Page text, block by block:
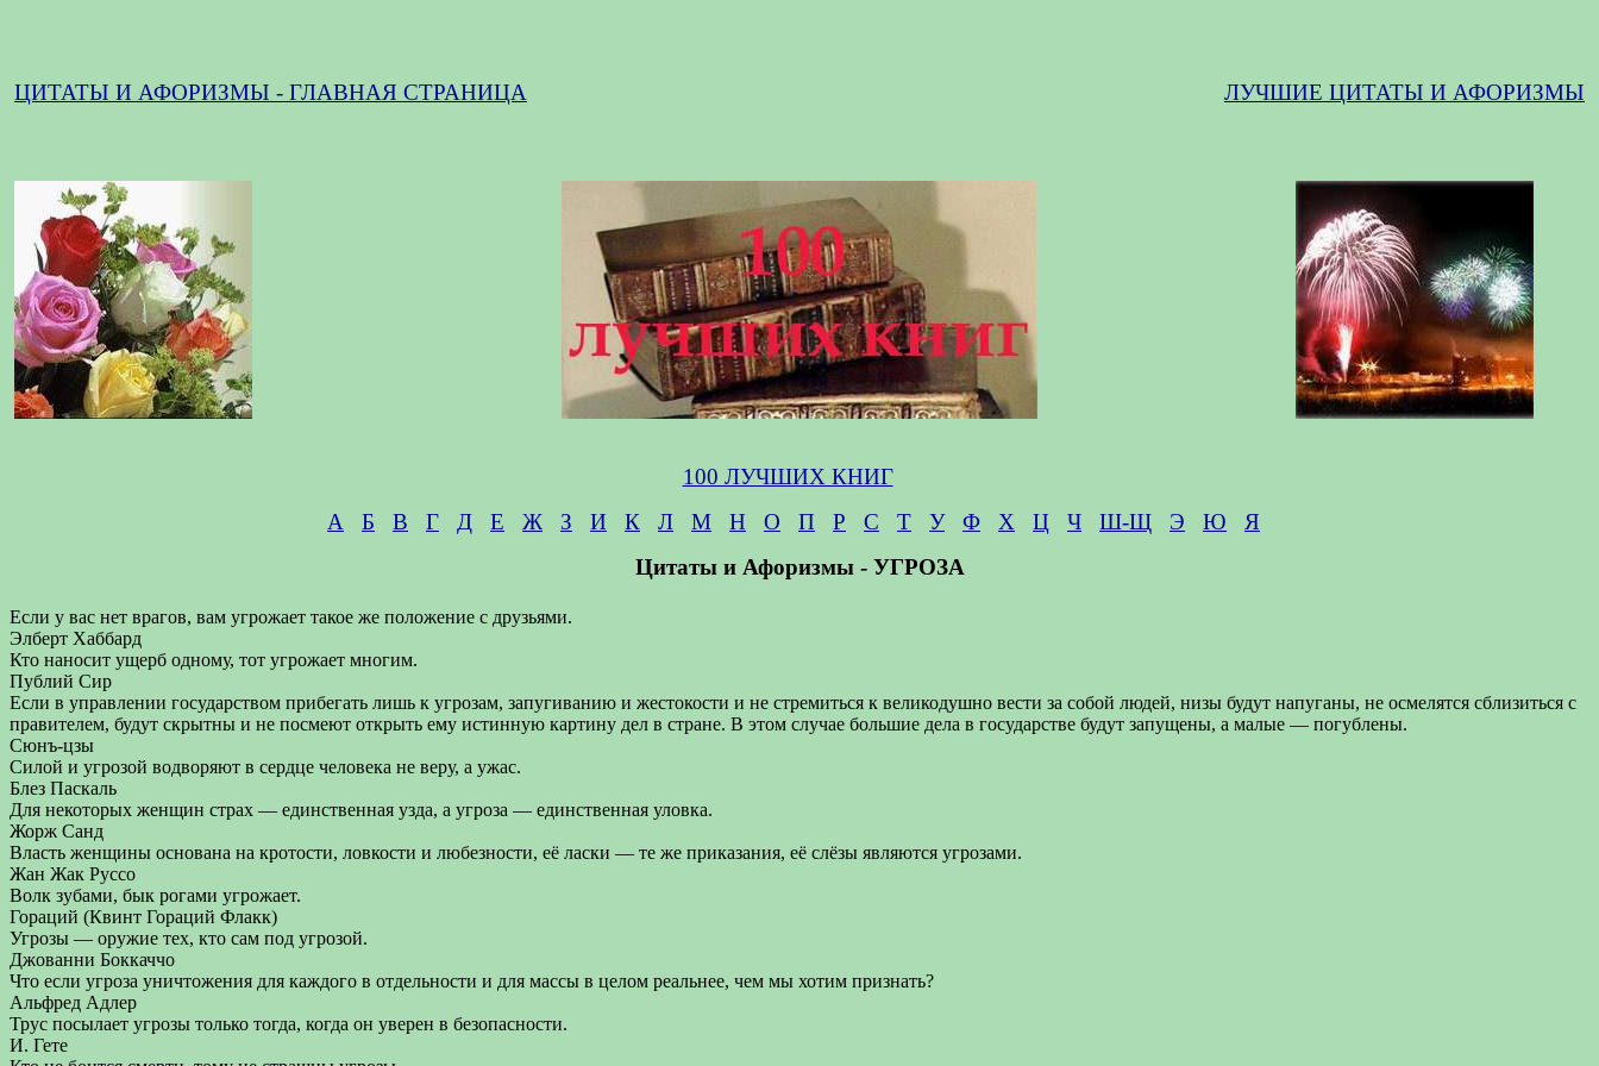
ЦИТАТЫ И АФОРИЗМЫ - ГЛАВНАЯ СТРАНИЦА ЛУЧШИЕ ЦИТАТЫ И АФОРИЗМЫ
100 ЛУЧШИХ КНИГ
А
Б В Г Д Е Ж З И К Л М Н О П Р С Т У Ф Х Ц Ч Ш-Щ Э Ю
Я
Цитаты и Афоризмы - УГРОЗА
Если у вас нет врагов, вам угрожает такое же положение с друзьями.
Элберт Хаббард
Кто наносит ущерб одному, тот угрожает многим.
Публий Сир
Если в управлении государством прибегать лишь к угрозам, запугиванию и жестокости и не стремиться к великодушно вести за собой людей, низы будут напуганы, не осмелятся сблизиться с
правителем, будут скрытны и не посмеют открыть ему истинную картину дел в стране. В этом случае большие дела в государстве будут запущены, а малые — погублены.
Сюнъ-цзы
Силой и угрозой водворяют в сердце человека не веру, а ужас.
Блез Паскаль
Для некоторых женщин страх — единственная узда, а угроза — единственная уловка.
Жорж Санд
Власть женщины основана на кротости, ловкости и любезности, её ласки — те же приказания, её слёзы являются угрозами.
Жан Жак Руссо
Волк зубами, бык рогами угрожает.
Гораций (Квинт Гораций Флакк)
Угрозы — оружие тех, кто сам под угрозой.
Джованни Боккаччо
Что если угроза уничтожения для каждого в отдельности и для массы в целом реальнее, чем мы хотим признать?
Альфред Адлер
Трус посылает угрозы только тогда, когда он уверен в безопасности.
И. Гете